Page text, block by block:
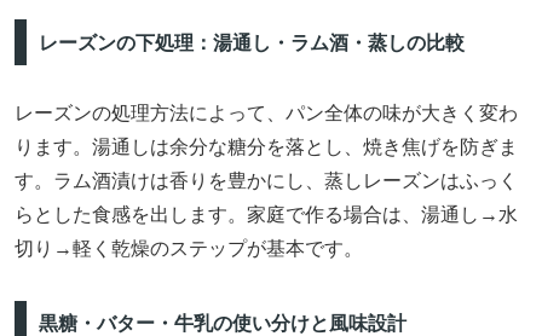
レーズンの下処理：湯通し・ラム酒・蒸しの比較
レーズンの処理方法によって、パン全体の味が大きく変わ
ります。湯通しは余分な糖分を落とし、焼き焦げを防ぎま
す。ラム酒漬けは香りを豊かにし、蒸しレーズンはふっく
らとした食感を出します。家庭で作る場合は、湯通し→水
切り→軽く乾燥のステップが基本です。
黒糖・バター・牛乳の使い分けと風味設計